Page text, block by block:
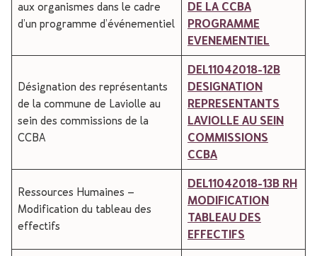
aux organismes dans le cadre
d’un programme d’événementiel
DE LA CCBA
PROGRAMME
EVENEMENTIEL
Désignation des représentants
de la commune de Laviolle au
sein des commissions de la
CCBA
DEL11042018-12B
DESIGNATION
REPRESENTANTS
LAVIOLLE AU SEIN
COMMISSIONS
CCBA
Ressources Humaines –
Modification du tableau des
effectifs
DEL11042018-13B RH
MODIFICATION
TABLEAU DES
EFFECTIFS